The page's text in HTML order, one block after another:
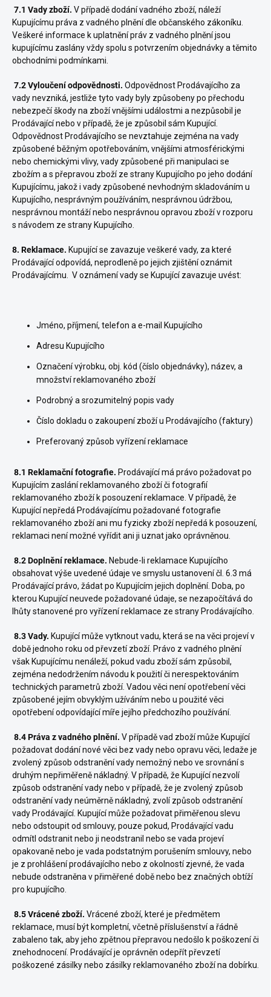
7.1 Vady zboží. V případě dodání vadného zboží, náleží
Kupujícímu práva z vadného plnění dle občanského zákoníku.
Veškeré informace k uplatnění práv z vadného plnění jsou
kupujícímu zaslány vždy spolu s potvrzením objednávky a těmito
obchodními podmínkami.
7.2 Vyloučení odpovědnosti. Odpovědnost Prodávajícího za
vady nevzniká, jestliže tyto vady byly způsobeny po přechodu
nebezpečí škody na zboží vnějšími událostmi a nezpůsobil je
Prodávající nebo v případě, že je způsobil sám Kupující.
Odpovědnost Prodávajícího se nevztahuje zejména na vady
způsobené běžným opotřebováním, vnějšími atmosférickými
nebo chemickými vlivy, vady způsobené při manipulaci se
zbožím a s přepravou zboží ze strany Kupujícího po jeho dodání
Kupujícímu, jakož i vady způsobené nevhodným skladováním u
Kupujícího, nesprávným používáním, nesprávnou údržbou,
nesprávnou montáží nebo nesprávnou opravou zboží v rozporu
s návodem ze strany Kupujícího.
8. Reklamace. Kupující se zavazuje veškeré vady, za které
Prodávající odpovídá, neprodleně po jejich zjištěníoznámit
Prodávajícímu. V oznámení vady se Kupující zavazuje uvést:
Jméno, příjmení, telefon a e-mail Kupujícího
Adresu Kupujícího
Označení výrobku, obj. kód (číslo objednávky), název, a
množství reklamovaného zboží
Podrobný a srozumitelný popis vady
Číslo dokladu o zakoupení zboží u Prodávajícího (faktury)
Preferovaný způsob vyřízení reklamace
8.1 Reklamační fotografie. Prodávající má právo požadovat po
Kupujícím zaslání reklamovaného zboží či fotografií
reklamovaného zboží k posouzení reklamace. V případě, že
Kupující nepředá Prodávajícímu požadované fotografie
reklamovaného zboží ani mu fyzicky zboží nepředá k posouzení,
reklamaci není možné vyřídit ani ji uznat jako oprávněnou.
8.2 Doplnění reklamace. Nebude-li reklamace Kupujícího
obsahovat výše uvedené údaje ve smyslu ustanovení čl. 6.3 má
Prodávající právo, žádat po Kupujícím jejich doplnění. Doba, po
kterou Kupující neuvede požadované údaje, se nezapočítává do
lhůty stanovené pro vyřízení reklamace ze strany Prodávajícího.
8.3 Vady. Kupující může vytknout vadu, která se na věci projeví v
době jednoho roku od převzetí zboží. Právo z vadného plnění
však Kupujícímu nenáleží, pokud vadu zboží sám způsobil,
zejména nedodržením návodu k použití či nerespektováním
technických parametrů zboží. Vadou věci není opotřebení věci
způsobené jejím obvyklým užíváním nebo u použité věci
opotřebení odpovídající míře jejího předchozího používání.
8.4 Práva z vadného plnění. V případě vad zboží může Kupující
požadovat dodání nové věci bez vady nebo opravu věci, ledaže je
zvolený způsob odstranění vady nemožný nebo ve srovnání s
druhým nepřiměřeně nákladný. V případě, že Kupující nezvolí
způsob odstranění vady nebo v případě, že je zvolený způsob
odstranění vady neúměrně nákladný, zvolí způsob odstranění
vady Prodávající. Kupující může požadovat přiměřenou slevu
nebo odstoupit od smlouvy, pouze pokud, Prodávající vadu
odmítl odstranit nebo ji neodstranil nebo se vada projeví
opakovaně nebo je vada podstatným porušením smlouvy, nebo
je z prohlášení prodávajícího nebo z okolností zjevné, že vada
nebude odstraněna v přiměřené době nebo bez značných obtíží
pro kupujícího.
8.5 Vrácené zboží. Vrácené zboží, které je předmětem
reklamace, musí být kompletní, včetně příslušenství a řádně
zabaleno tak, aby jeho zpětnou přepravou nedošlo k poškození či
znehodnocení. Prodávající je oprávněn odepřít převzetí
poškozené zásilky nebo zásilky reklamovaného zboží na dobírku.